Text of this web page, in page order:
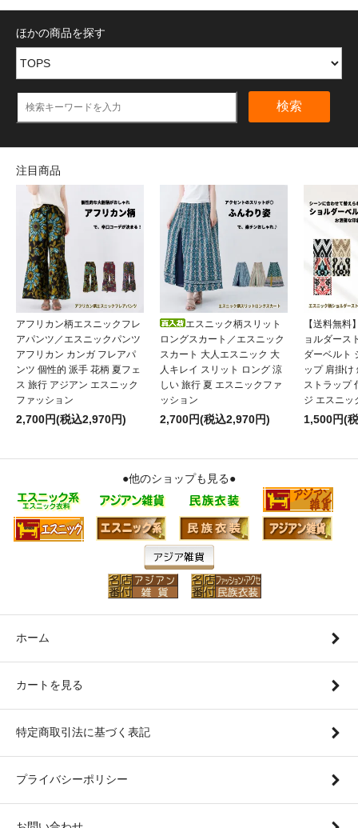
ほかの商品を探す
検索
注目商品
アフリカン柄エスニックフレ
アパンツ／エスニックパンツ
アフリカン カンガ フレアパ
ンツ 個性的 派手 花柄 夏フェ
ス 旅行 アジアン エスニック
ファッション
2,700円(税込2,970円)
エスニック柄スリット
ロングスカート／エスニック
スカート 大人エスニック 大
人キレイ スリット ロング 涼
しい 旅行 夏 エスニックファ
ッション
2,700円(税込2,970円)
【送料無料
ョルダース
ダーベルト
ップ 肩掛け
ストラップ
ジ エスニッ
1,500円(
●他のショップも見る●
ホーム
カートを見る
特定商取引法に基づく表記
プライバシーポリシー